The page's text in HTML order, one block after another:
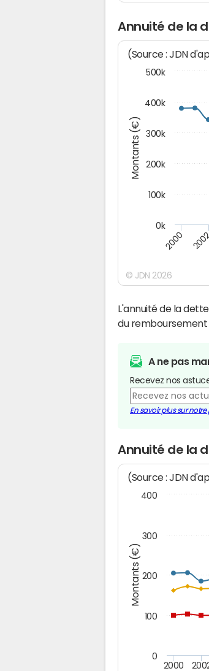
Annuité de la
Montants (€)
(Source : JDN
2000
0k
100k
200k
300k
400k
500k
© JDN 2026
L'annuité de la
du remboursement
A ne pas
Recevez nos
En savoir plus sur
Annuité de la
Montants (€)
(Source : JDN
2000
0
100
200
300
400